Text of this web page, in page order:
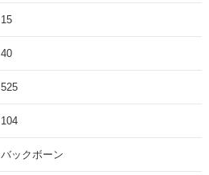
15
40
525
104
バックボーン